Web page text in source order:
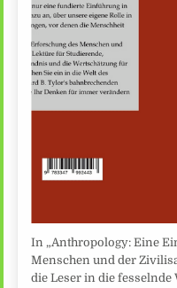
In „Anthropology: Eine
Menschen und der
die Leser in die